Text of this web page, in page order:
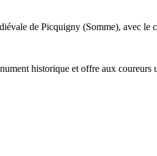
de Picquigny (Somme), avec le
historique et offre aux